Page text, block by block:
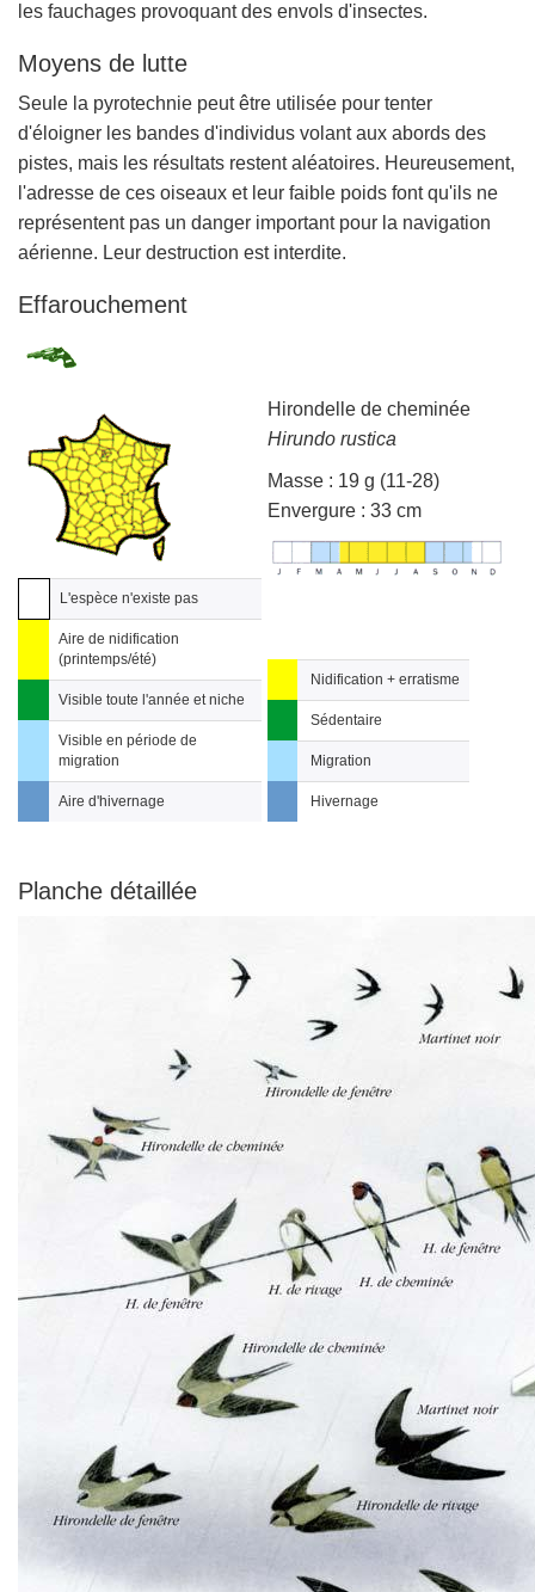
les fauchages provoquant des envols d'insectes.
Moyens de lutte
Seule la pyrotechnie peut être utilisée pour tenter
d'éloigner les bandes d'individus volant aux abords des
pistes, mais les résultats restent aléatoires. Heureusement,
l'adresse de ces oiseaux et leur faible poids font qu'ils ne
représentent pas un danger important pour la navigation
aérienne. Leur destruction est interdite.
Effarouchement
Hirondelle de cheminée
Hirundo rustica
Masse : 19 g (11-28)
Envergure : 33 cm
L'espèce n'existe pas
Aire de nidification
(printemps/été)
Visible toute l'année et niche
Visible en période de
migration
Aire d'hivernage
Nidification + erratisme
Sédentaire
Migration
Hivernage
Planche détaillée